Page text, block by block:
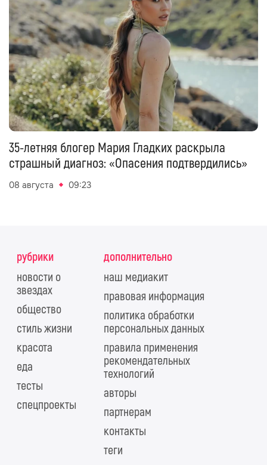
35-летняя блогер Мария Гладких раскрыла
страшный диагноз: «Опасения подтвердились»
08 августа 09:23
рубрики
новости о
звездах
общество
стиль жизни
красота
еда
тесты
спецпроекты
дополнительно
наш медиакит
правовая информация
политика обработки
персональных данных
правила применения
рекомендательных
технологий
авторы
партнерам
контакты
теги